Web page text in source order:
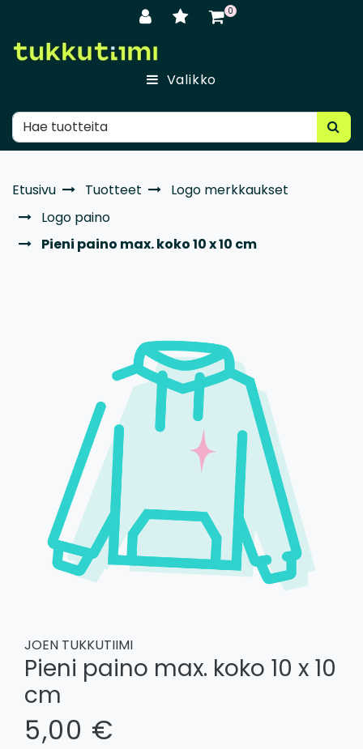
0
Valikko
Etusivu Tuotteet
Logo merkkaukset
Logo paino
Pieni paino max. koko 10 x 10 cm
JOEN TUKKUTIIMI
Pieni paino max. koko 10 x 10
cm
5,00 €